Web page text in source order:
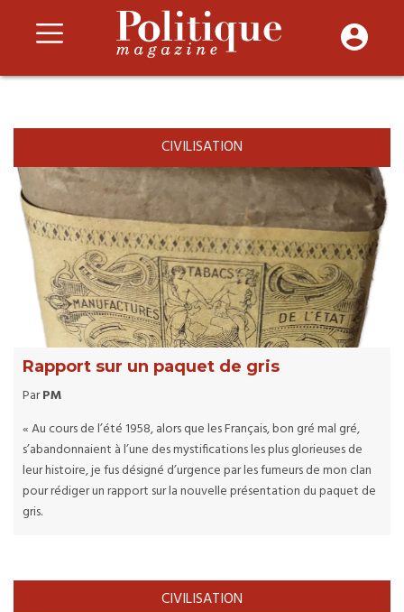
CIVILISATION
Rapport sur un paquet de gris
ParPM
« Au cours de l’été 1958, alors que les Français, bon gré mal gré,
s’abandonnaient à l’une des mystifications les plus glorieuses de
leur histoire, je fus désigné d’urgence par les fumeurs de mon clan
pour rédiger un rapport sur la nouvelle présentation du paquet de
gris.
CIVILISATION